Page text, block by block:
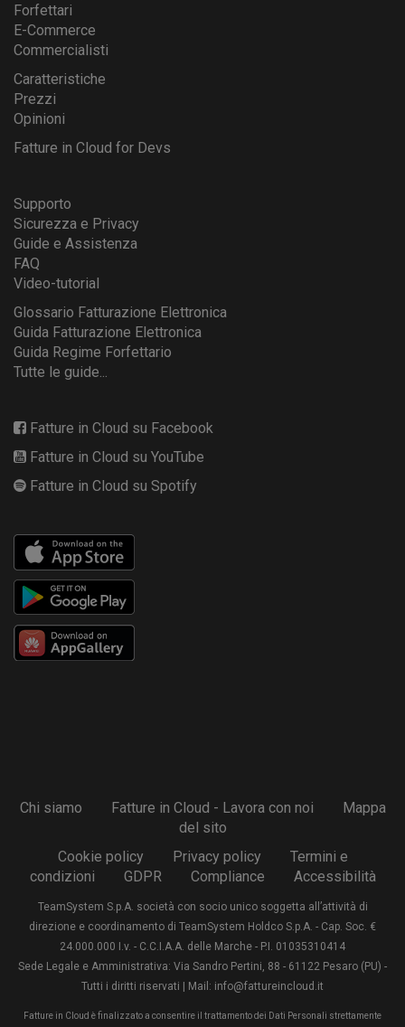
Forfettari
E-Commerce
Commercialisti
Caratteristiche
Prezzi
Opinioni
Fatture in Cloud for Devs
Supporto
Sicurezza e Privacy
Guide e Assistenza
FAQ
Video-tutorial
Glossario Fatturazione Elettronica
Guida Fatturazione Elettronica
Guida Regime Forfettario
Tutte le guide...
Fatture in Cloud su Facebook
Fatture in Cloud su YouTube
Fatture in Cloud su Spotify
Chi siamo Fatture in Cloud - Lavora con noi
Mappa
del sito
Cookie policy
Privacy policy
Termini e
condizioni
GDPR Compliance Accessibilità
TeamSystem S.p.A. società con socio unico soggetta all’attività di
direzione e coordinamento di TeamSystem Holdco S.p.A. - Cap. Soc. €
24.000.000 I.v. - C.C.I.A.A. delle Marche - P.I. 01035310414
Sede Legale e Amministrativa: Via Sandro Pertini, 88 - 61122 Pesaro (PU) -
Tutti i diritti riservati | Mail: info@fattureincloud.it
Fatture in Cloud è finalizzato a consentire il trattamento dei Dati Personali strettamente